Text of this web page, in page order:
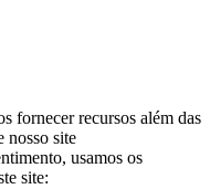
fornecer recursos além das
nosso site
usamos os
site: